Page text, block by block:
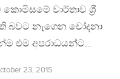
වාර්තාව ශ්‍රී
බවට නැගෙන චෝදනා
එම අපරාධයන්ට…
23, 2015